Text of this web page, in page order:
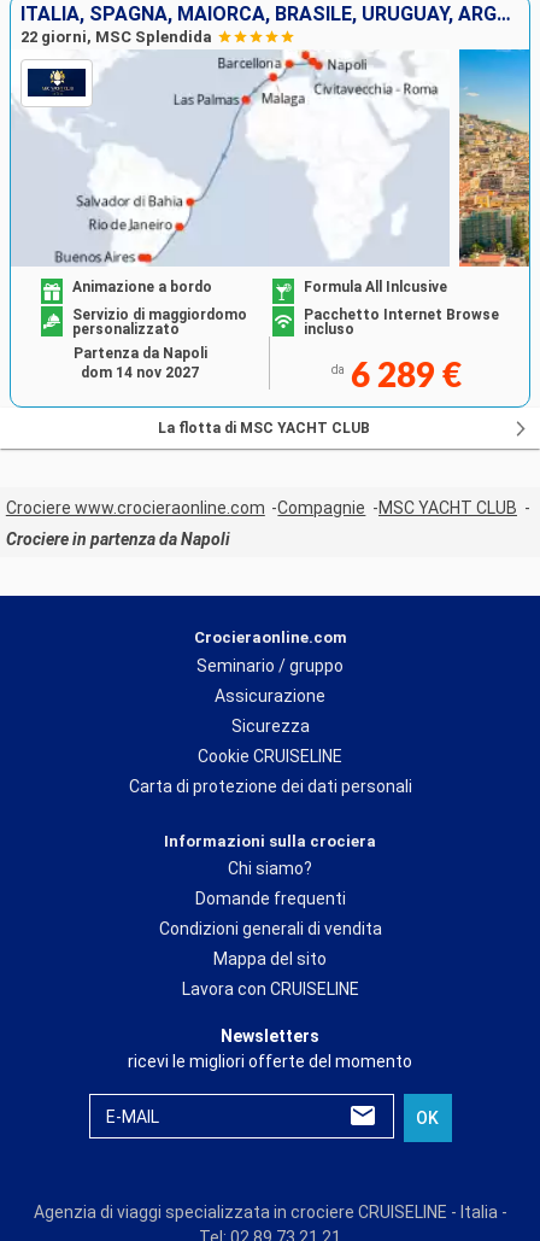
ITALIA, SPAGNA, MAIORCA, BRASILE, URUGUAY, ARGENTINA
22 giorni, MSC Splendida
Animazione a bordo
Formula All Inlcusive
Servizio di maggiordomo
personalizzato
Pacchetto Internet Browse
incluso
da 6 289 €
Partenza da Napoli
dom 14 nov 2027
La flotta di MSC YACHT CLUB
Crociere www.crocieraonline.com Compagnie
MSC YACHT CLUB
Crociere in partenza da Napoli
Crocieraonline.com
Seminario / gruppo
Assicurazione
Sicurezza
Cookie CRUISELINE
Carta di protezione dei dati personali
Informazioni sulla crociera
Chi siamo?
Domande frequenti
Condizioni generali di vendita
Mappa del sito
Lavora con CRUISELINE
Newsletters
ricevi le migliori offerte del momento
E-MAIL OK
Agenzia di viaggi specializzata in crociere CRUISELINE - Italia -
Tel: 02 89 73 21 21